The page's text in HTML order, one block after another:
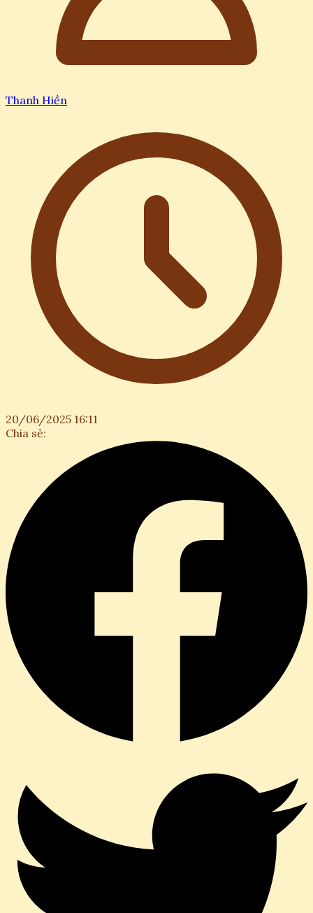
Thanh Hiền
20/06/2025 16:11
Chia sẻ: